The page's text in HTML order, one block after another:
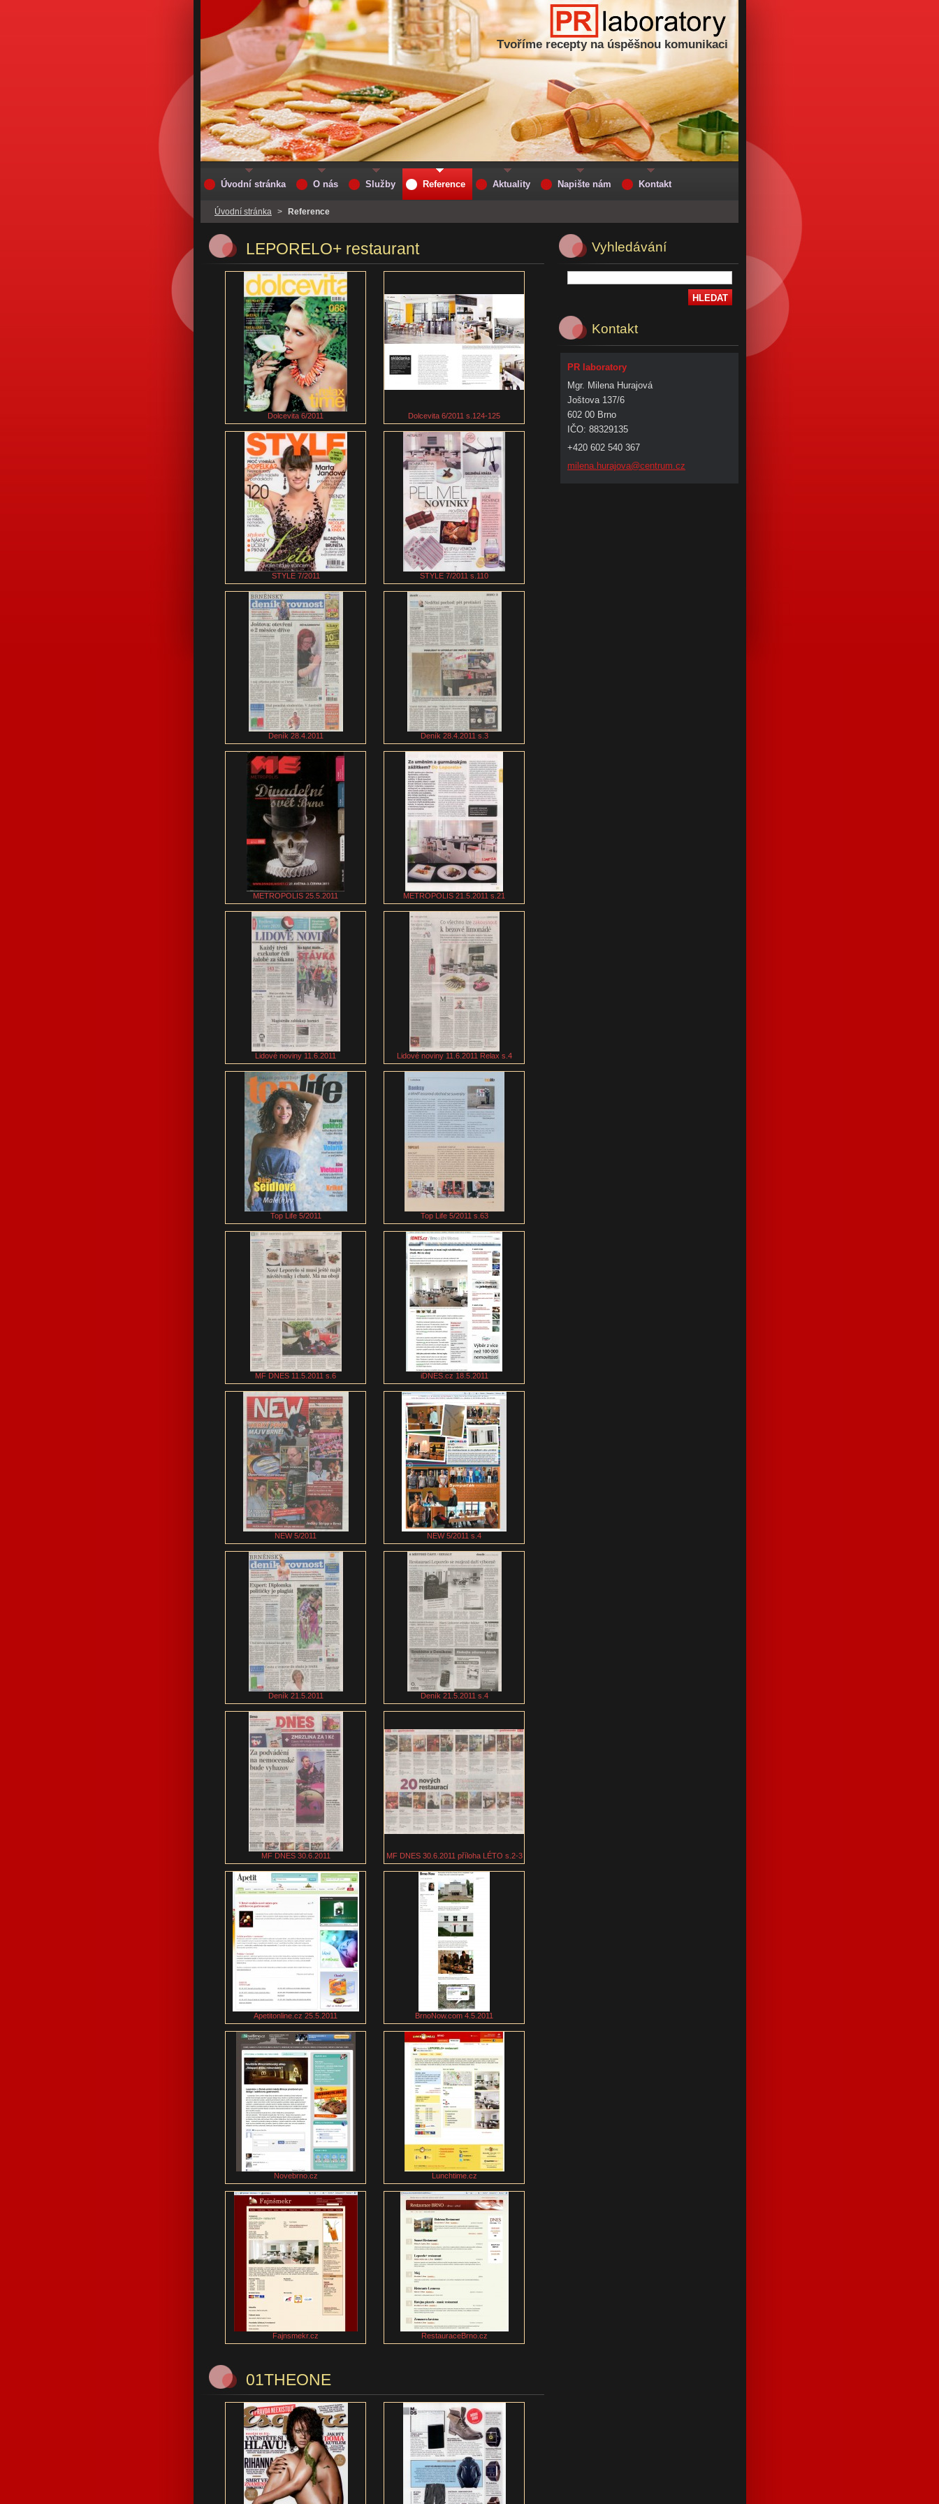
Tvoříme recepty na úspěšnou komunikaci
Úvodní stránka > Reference
LEPORELO+ restaurant
Dolcevita 6/2011 Dolcevita 6/2011 s.124-125
STYLE 7/2011 STYLE 7/2011 s.110
Deník 28.4.2011 Deník 28.4.2011 s.3
METROPOLIS 25.5.2011 METROPOLIS 21.5.2011 s.21
Lidové noviny 11.6.2011 Lidové noviny 11.6.2011 Relax s.4
Top Life 5/2011 Top Life 5/2011 s.63
MF DNES 11.5.2011 s.6 iDNES.cz 18.5.2011
NEW 5/2011 NEW 5/2011 s.4
Deník 21.5.2011 Deník 21.5.2011 s.4
MF DNES 30.6.2011 MF DNES 30.6.2011 příloha LÉTO s.2-3
Apetitonline.cz 25.5.2011 BrnoNow.com 4.5.2011
Novebrno.cz Lunchtime.cz
Fajnsmekr.cz RestauraceBrno.cz
01THEONE
Vyhledávání
Kontakt
PR laboratory
Mgr. Milena Hurajová
Joštova 137/6
602 00 Brno
IČO: 88329135
+420 602 540 367
milena.hurajova@centrum.cz
Úvodní stránka O nás Služby Reference Aktuality Napište nám Kontakt